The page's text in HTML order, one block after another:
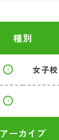
種別
女子校
アーカイブ